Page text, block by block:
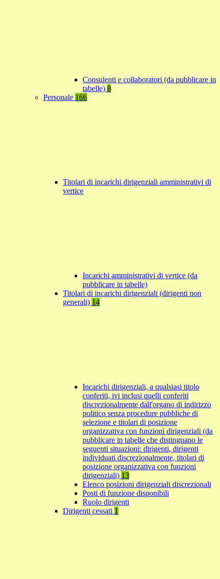
Consulenti e collaboratori (da pubblicare in
tabelle) 8
Personale 166
Titolari di incarichi dirigenziali amministrativi di
vertice
Incarichi amministrativi di vertice (da
pubblicare in tabelle)
Titolari di incarichi dirigenziali (dirigenti non
generali) 14
Incarichi dirigenziali, a qualsiasi titolo
conferiti, ivi inclusi quelli conferiti
discrezionalmente dall'organo di indirizzo
politico senza procedure pubbliche di
selezione e titolari di posizione
organizzativa con funzioni dirigenziali (da
pubblicare in tabelle che distinguano le
seguenti situazioni: dirigenti, dirigenti
individuati discrezionalmente, titolari di
posizione organizzativa con funzioni
dirigenziali) 13
Elenco posizioni dirigenziali discrezionali
Posti di funzione disponibili
Ruolo dirigenti
Dirigenti cessati 1